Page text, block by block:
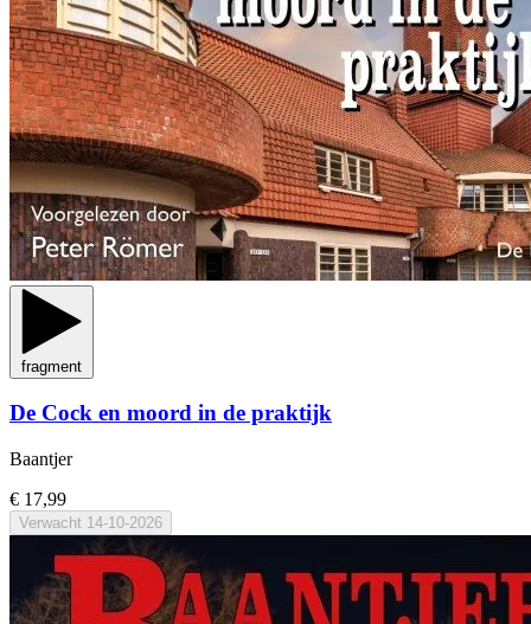
fragment
De Cock en moord in de praktijk
Baantjer
€ 17,99
Verwacht 14-10-2026